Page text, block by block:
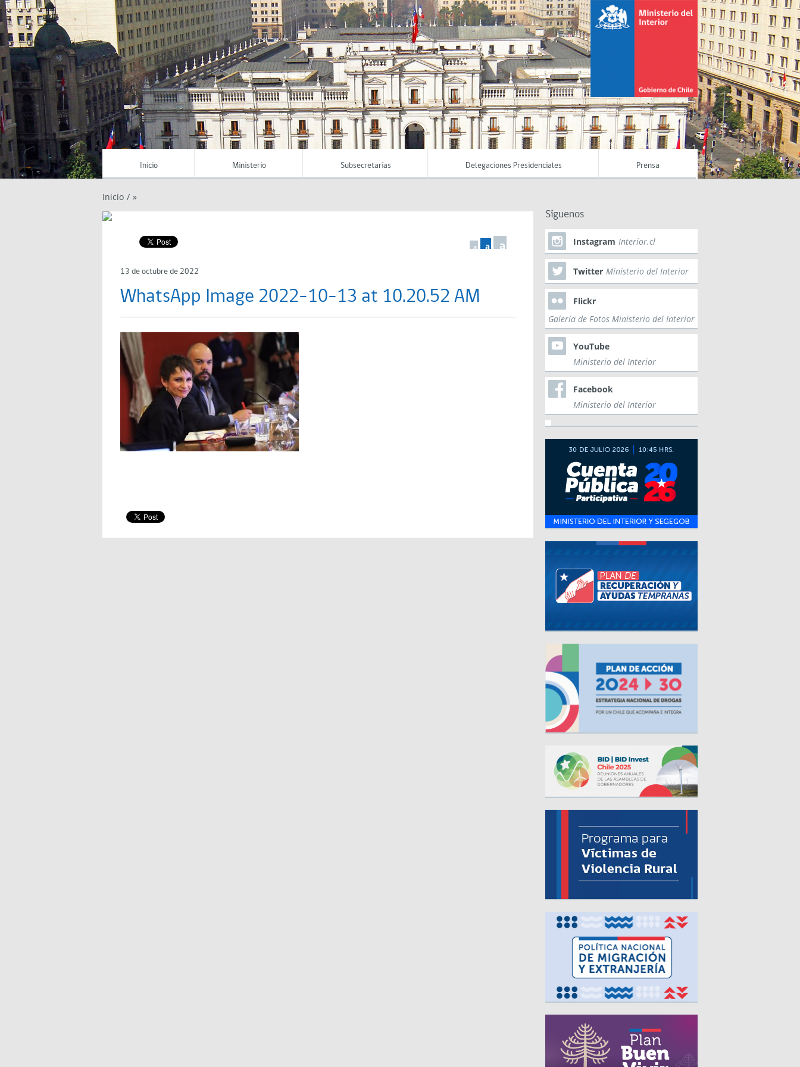
Inicio Ministerio Subsecretarías Delegaciones Presidenciales Prensa
Inicio / »
a a a
13 de octubre de 2022
WhatsApp Image 2022-10-13 at 10.20.52 AM
Síguenos
Instagram Interior.cl
Twitter Ministerio del Interior
Flickr
Galería de Fotos Ministerio del Interior
YouTube
Ministerio del Interior
Facebook
Ministerio del Interior